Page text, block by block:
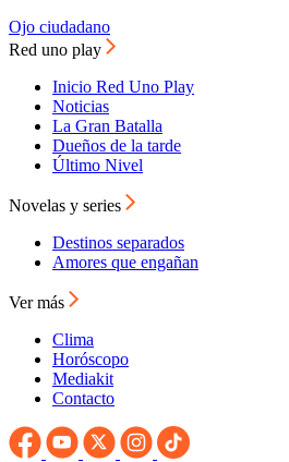
Ojo ciudadano
Red uno play
Inicio Red Uno Play
Noticias
La Gran Batalla
Dueños de la tarde
Último Nivel
Novelas y series
Destinos separados
Amores que engañan
Ver más
Clima
Horóscopo
Mediakit
Contacto